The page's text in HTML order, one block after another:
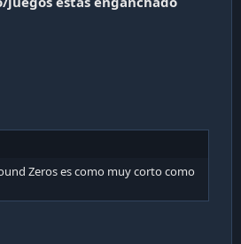
Zeros es como muy corto como